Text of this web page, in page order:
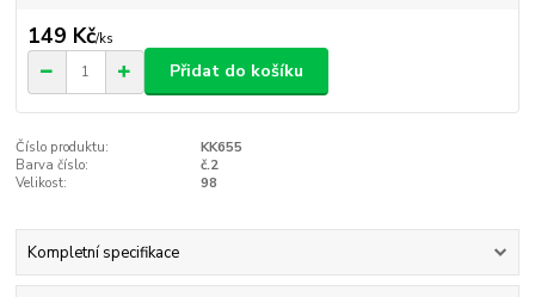
149 Kč/ks
Přidat do košíku
Číslo produktu:
KK655
Barva číslo:
č.2
Velikost:
98
Kompletní specifikace